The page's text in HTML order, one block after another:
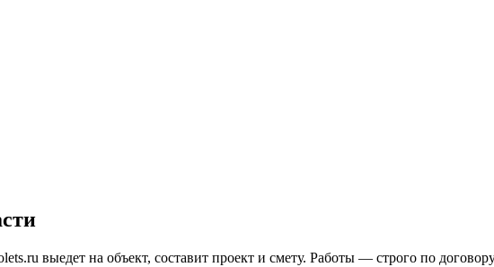
выедет на объект, составит проект и смету. Работы — строго по